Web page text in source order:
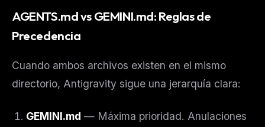
AGENTS.md vs GEMINI.md: Reglas de
Precedencia
Cuando ambos archivos existen en el mismo
directorio, Antigravity sigue una jerarquía clara:
GEMINI.md — Máxima prioridad. Anulaciones